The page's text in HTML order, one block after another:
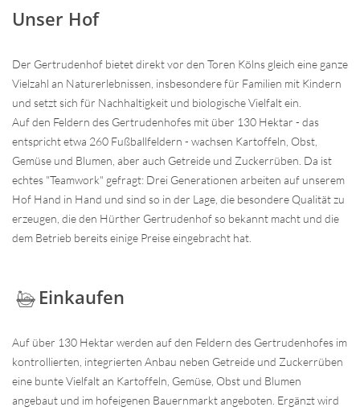
Unser Hof
Der Gertrudenhof bietet direkt vor den Toren Kölns gleich eine ganze
Vielzahl an Naturerlebnissen, insbesondere für Familien mit Kindern
und setzt sich für Nachhaltigkeit und biologische Vielfalt ein.
Auf den Feldern des Gertrudenhofes mit über 130 Hektar - das
entspricht etwa 260 Fußballfeldern - wachsen Kartoffeln, Obst,
Gemüse und Blumen, aber auch Getreide und Zuckerrüben. Da ist
echtes "Teamwork" gefragt: Drei Generationen arbeiten auf unserem
Hof Hand in Hand und sind so in der Lage, die besondere Qualität zu
erzeugen, die den Hürther Gertrudenhof so bekannt macht und die
dem Betrieb bereits einige Preise eingebracht hat.
Einkaufen
Auf über 130 Hektar werden auf den Feldern des Gertrudenhofes im
kontrollierten, integrierten Anbau neben Getreide und Zuckerrüben
eine bunte Vielfalt an Kartoffeln, Gemüse, Obst und Blumen
angebaut und im hofeigenen Bauernmarkt angeboten. Ergänzt wird